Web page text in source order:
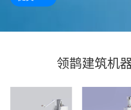
领鹊建筑机